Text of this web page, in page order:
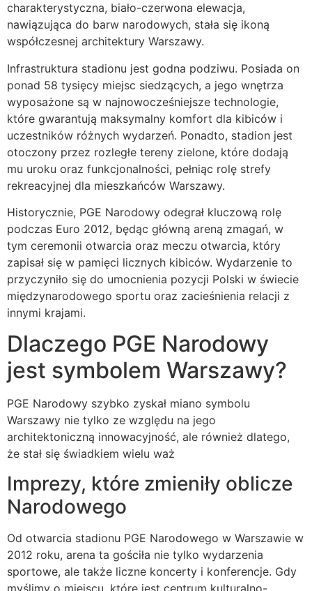
charakterystyczna, biało-czerwona elewacja,
nawiązująca do barw narodowych, stała się ikoną
współczesnej architektury Warszawy.
Infrastruktura stadionu jest godna podziwu. Posiada on
ponad 58 tysięcy miejsc siedzących, a jego wnętrza
wyposażone są w najnowocześniejsze technologie,
które gwarantują maksymalny komfort dla kibiców i
uczestników różnych wydarzeń. Ponadto, stadion jest
otoczony przez rozległe tereny zielone, które dodają
mu uroku oraz funkcjonalności, pełniąc rolę strefy
rekreacyjnej dla mieszkańców Warszawy.
Historycznie, PGE Narodowy odegrał kluczową rolę
podczas Euro 2012, będąc główną areną zmagań, w
tym ceremonii otwarcia oraz meczu otwarcia, który
zapisał się w pamięci licznych kibiców. Wydarzenie to
przyczyniło się do umocnienia pozycji Polski w świecie
międzynarodowego sportu oraz zacieśnienia relacji z
innymi krajami.
Dlaczego PGE Narodowy
jest symbolem Warszawy?
PGE Narodowy szybko zyskał miano symbolu
Warszawy nie tylko ze względu na jego
architektoniczną innowacyjność, ale również dlatego,
że stał się świadkiem wielu waż
Imprezy, które zmieniły oblicze
Narodowego
Od otwarcia stadionu PGE Narodowego w Warszawie w
2012 roku, arena ta gościła nie tylko wydarzenia
sportowe, ale także liczne koncerty i konferencje. Gdy
myślimy o miejscu, które jest centrum kulturalno-